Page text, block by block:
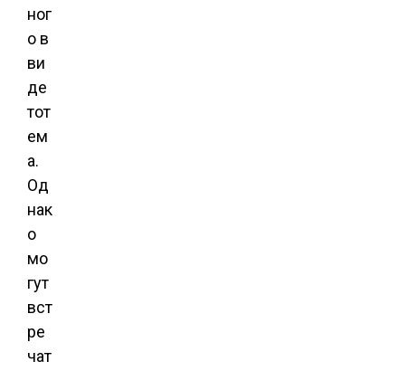
ног
о в
ви
де
тот
ем
а.
Од
нак
о
мо
гут
вст
ре
чат